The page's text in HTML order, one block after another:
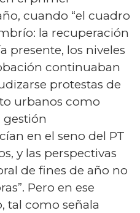
cuando “el cuadro
la recuperación
presente, los niveles
continuaban
protestas de
urbanos como
gestión
en el seno del PT
y las perspectivas
de fines de año no
Pero en ese
tal como señala